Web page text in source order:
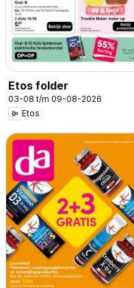
Etos folder
03-08 t/m 09-08-2026
Etos